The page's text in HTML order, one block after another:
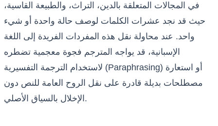
في المجالات المتعلقة بالدين، التراث، والطبيعة القاسية،
حيث قد نجد عشرات الكلمات لوصف حالة واحدة أو شيء
واحد. عند محاولة نقل هذه المفردات الفريدة إلى اللغة
الإسبانية، قد يواجه المترجم فجوة معجمية تضطره
لاستخدام الترجمة التفسيرية (Paraphrasing) أو استعارة
مصطلحات بديلة قادرة على نقل الروح العامة للنص دون
الإخلال بالسياق الأصلي.